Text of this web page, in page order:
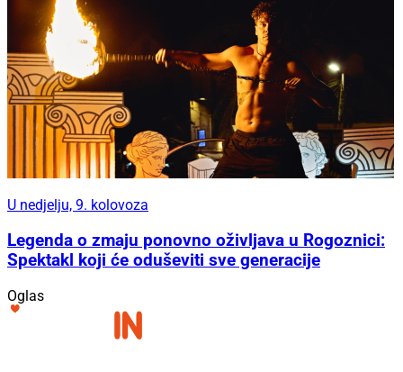
U nedjelju, 9. kolovoza
Legenda o zmaju ponovno oživljava u Rogoznici:
Spektakl koji će oduševiti sve generacije
Oglas